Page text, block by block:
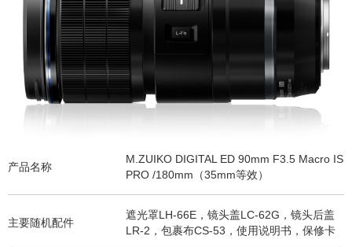
产品名称
M.ZUIKO DIGITAL ED 90mm F3.5 Macro IS
PRO /180mm（35mm等效）
主要随机配件
遮光罩LH-66E，镜头盖LC-62G，镜头后盖
LR-2，包裹布CS-53，使用说明书，保修卡